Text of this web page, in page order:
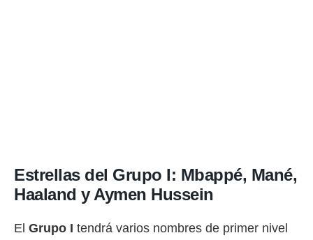
Estrellas del Grupo I: Mbappé, Mané,
Haaland y Aymen Hussein
El Grupo I tendrá varios nombres de primer nivel